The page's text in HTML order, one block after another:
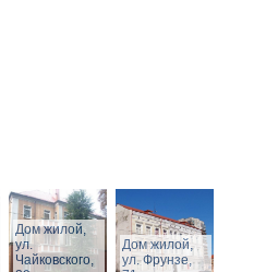
Дом жилой,
ул.
Чайковского,
Дом жилой,
ул. Фрунзе,